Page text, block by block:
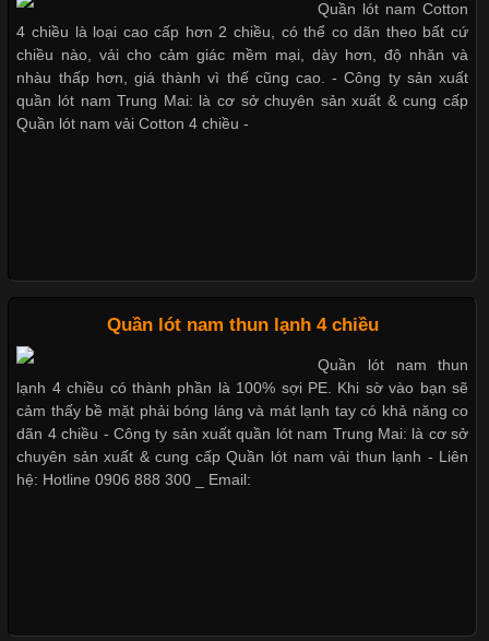
Cập nhật 2026-05-20 14:58:56
Vải thun là một trong những chất liệu được sử dụng rộng rãi
nhất trong ngành thời trang nhờ đặc tính co giãn, mềm mại và
thoải mái khi mặc. Từ áo thun, đồ thể thao cho đến đồ lót nam,
vải thun luôn đóng vai trò quan trọng trong quá trình sản xuất.
Cập nhật 2026-05-09 15:58:23
Các Form Áo Thun Phổ Biến Hiện Nay Và Xu Hướng Trong
Ngành May Mặc Áo thun là một trong những trang phục quen
thuộc và được sử dụng phổ biến nhất hiện nay. Không chỉ đa
dạng về màu sắc hay chất liệu, áo thun còn có nhiều form dáng
khác nhau để phù hợp với từng phong cách thời trang và nhu
cầu
Những mẩu quần lót nam thông dụng hiện nay
Bộ sưu tập quần lót nam Boxer TpHCM
Dễ chịu hơn với quần lót nam giá rẻ vải Cotton 4 chiều
Quần lót nam Cotton
4 chiều là loại cao cấp hơn 2 chiều, có thể co dãn theo bất cứ
chiều nào, vải cho cảm giác mềm mại, dày hơn, độ nhăn và
nhàu thấp hơn, giá thành vì thế cũng cao. - Công ty sản xuất
quần lót nam Trung Mai: là cơ sở chuyên sản xuất & cung cấp
Quần lót nam vải Cotton 4 chiều -
Quần lót nam thun lạnh 4 chiều
Quần lót nam thun
lạnh 4 chiều có thành phần là 100% sợi PE. Khi sờ vào bạn sẽ
cảm thấy bề mặt phải bóng láng và mát lạnh tay có khả năng co
dãn 4 chiều - Công ty sản xuất quần lót nam Trung Mai: là cơ sở
chuyên sản xuất & cung cấp Quần lót nam vải thun lạnh - Liên
hệ: Hotline 0906 888 300 _ Email: